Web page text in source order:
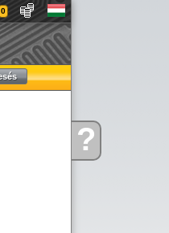
Kérdése?
0